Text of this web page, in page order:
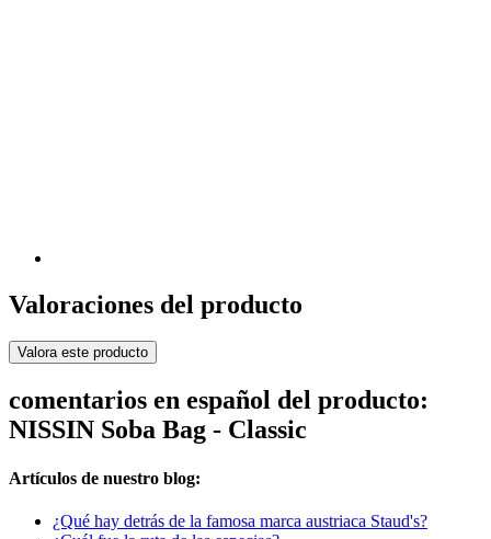
Valoraciones del producto
Valora este producto
comentarios en español del producto:
NISSIN Soba Bag - Classic
Artículos de nuestro blog:
¿Qué hay detrás de la famosa marca austriaca Staud's?